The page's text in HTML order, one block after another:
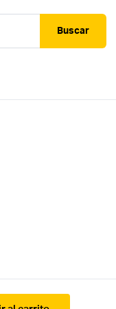
Buscar